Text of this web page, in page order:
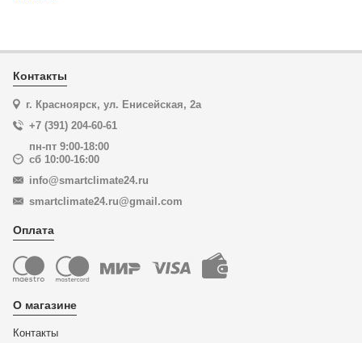
Контакты
г. Красноярск, ул. Енисейская, 2а
+7 (391) 204-60-61
пн-пт 9:00-18:00
сб 10:00-16:00
info@smartclimate24.ru
smartclimate24.ru@gmail.com
Оплата
О магазине
Контакты